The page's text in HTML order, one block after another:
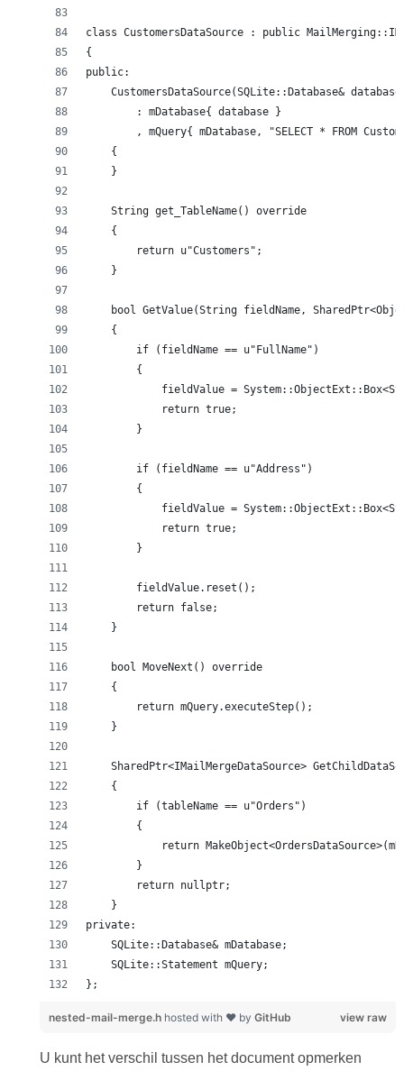
    String get_TableName() override
    bool MoveNext() override
};
view raw
nested-mail-merge.h hosted with ❤ by GitHub
U kunt het verschil tussen het document opmerken